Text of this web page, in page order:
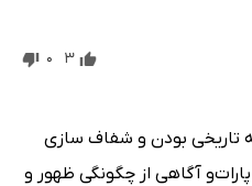
23 دقیقه - قسمت سوم
قسمت اول
22 دقیقه - قسمت دوم
3
0
تاریخی بودن و شفاف سازی
آگاهی از چگونگی ظهور و